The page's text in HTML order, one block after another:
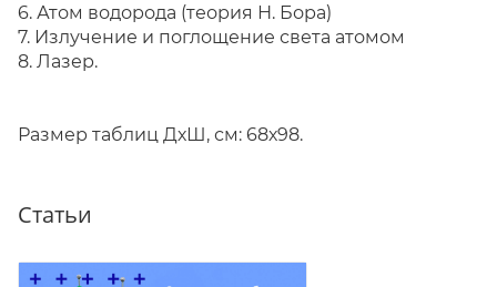
6. Атом водорода (теория Н. Бора)
7. Излучение и поглощение света атомом
8. Лазер.
Размер таблиц ДхШ, см: 68х98.
Статьи